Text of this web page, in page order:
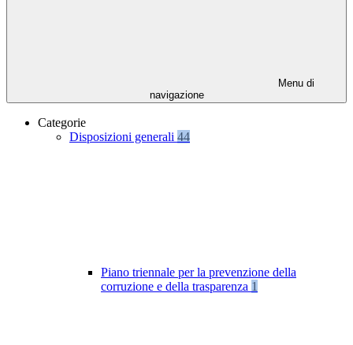
Menu di
navigazione
Categorie
Disposizioni generali 44
Piano triennale per la prevenzione della
corruzione e della trasparenza 1